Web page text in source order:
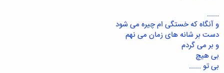
......
و آنگاه که خستگی ام چیره می شود
دست بر شانه های زمان می نهم
و بر می گردم
بی هیچ
بی تو ......